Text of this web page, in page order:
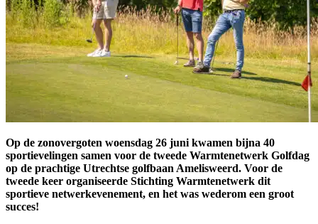
Op de zonovergoten woensdag 26 juni kwamen bijna 40
sportievelingen samen voor de tweede Warmtenetwerk Golfdag
op de prachtige Utrechtse golfbaan Amelisweerd. Voor de
tweede keer organiseerde Stichting Warmtenetwerk dit
sportieve netwerkevenement, en het was wederom een groot
succes!